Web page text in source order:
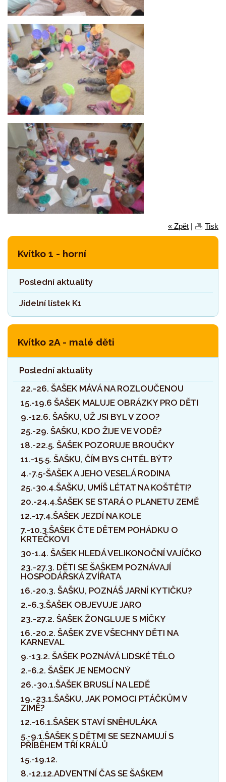
« Zpět | Tisk
Kvítko 1 - horní
Poslední aktuality
Jídelní lístek K1
Kvítko 2A - malé děti
Poslední aktuality
22.-26. ŠAŠEK MÁVÁ NA ROZLOUČENOU
15.-19.6 ŠAŠEK MALUJE OBRÁZKY PRO DĚTI
9.-12.6. ŠAŠKU, UŽ JSI BYL V ZOO?
25.-29. ŠAŠKU, KDO ŽIJE VE VODĚ?
18.-22.5. ŠAŠEK POZORUJE BROUČKY
11.-15.5. ŠAŠKU, ČÍM BYS CHTĚL BÝT?
4.-7.5-ŠAŠEK A JEHO VESELÁ RODINA
25.-30.4.ŠAŠKU, UMÍŠ LÉTAT NA KOŠTĚTI?
20.-24.4.ŠAŠEK SE STARÁ O PLANETU ZEMĚ
12.-17.4.ŠAŠEK JEZDÍ NA KOLE
7.-10.3.ŠAŠEK ČTE DĚTEM POHÁDKU O
KRTEČKOVI
30-1.4. ŠAŠEK HLEDÁ VELIKONOČNÍ VAJÍČKO
23.-27.3. DĚTI SE ŠAŠKEM POZNÁVAJÍ
HOSPODÁŘSKÁ ZVÍŘATA
16.-20.3. ŠAŠKU, POZNÁŠ JARNÍ KYTIČKU?
2.-6.3.ŠAŠEK OBJEVUJE JARO
23.-27.2. ŠAŠEK ŽONGLUJE S MÍČKY
16.-20.2. ŠAŠEK ZVE VŠECHNY DĚTI NA
KARNEVAL
9.-13.2. ŠAŠEK POZNÁVÁ LIDSKÉ TĚLO
2.-6.2. ŠAŠEK JE NEMOCNÝ
26.-30.1.ŠAŠEK BRUSLÍ NA LEDĚ
19.-23.1.ŠAŠKU, JAK POMOCI PTÁČKŮM V
ZIMĚ?
12.-16.1.ŠAŠEK STAVÍ SNĚHULÁKA
5.-9.1.ŠAŠEK S DĚTMI SE SEZNAMUJÍ S
PŘÍBĚHEM TŘÍ KRÁLŮ
15.-19.12.
8.-12.12.ADVENTNÍ ČAS SE ŠAŠKEM